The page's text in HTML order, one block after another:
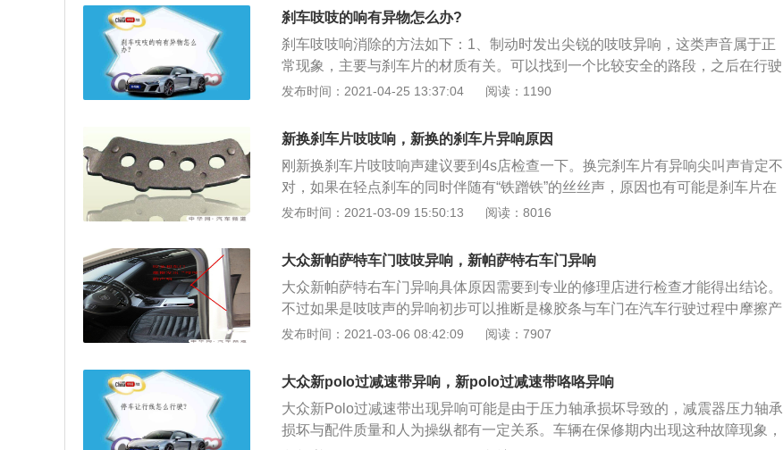
故障的原因，然后去对症维修，经过维修之后车辆可以正常行驶，在车辆没有维
修之前，车辆在行驶的时候要以低速行驶，避免因为刹车出现故障而导致出现危
险。
刹车吱吱的响有异物怎么办?
刹车吱吱响消除的方法如下：1、制动时发出尖锐的吱吱异响，这类声音属于正
常现象，主要与刹车片的材质有关。可以找到一个比较安全的路段，之后在行驶
中（40迈左右的速度就可以）进行紧急制动，这样可以将刹车片上的硬点磨一
理，这样也会有效地降低刹车时产生的异响；3、刹车片生锈、刹车盘中出现异
物摩擦导致的异响，可进行更换刹车盘或者在行驶过程中磨去刹车片的锈迹即
可。
发布时间：2021-04-25 13:37:04 阅读：1190
新换刹车片吱吱响，新换的刹车片异响原因
刚新换刹车片吱吱响声建议要到4s店检查一下。换完刹车片有异响尖叫声肯定不
对，如果在轻点刹车的同时伴随有“铁蹭铁”的丝丝声，原因也有可能是刹车片在
刚开始安装时磨合产生的作用，此时刹车片必须立即更换。 新车刹车盘的价格相
现。当听见刹车有声音的时候往往已经晚了，此时刹车盘多多少少会受到损伤。
有些质量不好的刹车片中有硬点，这样也会产生异响，一般情况这样产生的异响
会用一段时间磨掉后消失，如果刹车感到很吃力了，那就有可能是刹车片基本已
经丧失摩擦力了，这时候必须要更换。
发布时间：2021-03-09 15:50:13 阅读：8016
大众新帕萨特车门吱吱异响，新帕萨特右车门异响
大众新帕萨特右车门异响具体原因需要到专业的修理店进行检查才能得出结论。
不过如果是吱吱声的异响初步可以推断是橡胶条与车门在汽车行驶过程中摩擦产
生的异响。可以尝试通过在对应位置贴上植绒布条解决问题。 车门异响的几种原
音响松动，这一故障用手晃动即可查到，或者在行车时按压异响处，若异响消失
即为此处故障，重新紧固一下即可。 3、车门铰链（合页）生锈，这种现象在开
关车门的时候就会听到，清理一下铰链，涂点黄油即可。 4、车门密封胶条老
化，长时间没保养过车门密封胶条也会有此故障，最好的方法是买一瓶硅脂自己
发布时间：2021-03-06 08:42:09 阅读：7907
大众新polo过减速带异响，新polo过减速带咯咯异响
大众新Polo过减速带出现异响可能是由于压力轴承损坏导致的，减震器压力轴承
损坏与配件质量和人为操纵都有一定关系。车辆在保修期内出现这种故障现象，